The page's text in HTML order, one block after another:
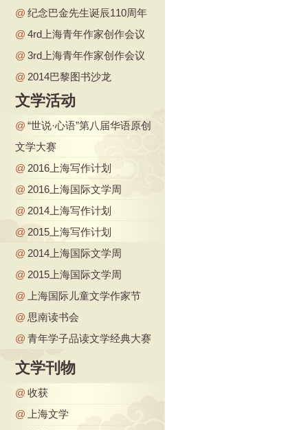
@ 纪念巴金先生诞辰110周年
@ 4rd上海青年作家创作会议
@ 3rd上海青年作家创作会议
@ 2014巴黎图书沙龙
文学活动
@ “世说·心语”第八届华语原创
文学大赛
@ 2016上海写作计划
@ 2016上海国际文学周
@ 2014上海写作计划
@ 2015上海写作计划
@ 2014上海国际文学周
@ 2015上海国际文学周
@
上海国际儿童文学作家节
@ 思南读书会
@ 青年学子品读文学经典大赛
文学刊物
@ 收获
@
上海文学